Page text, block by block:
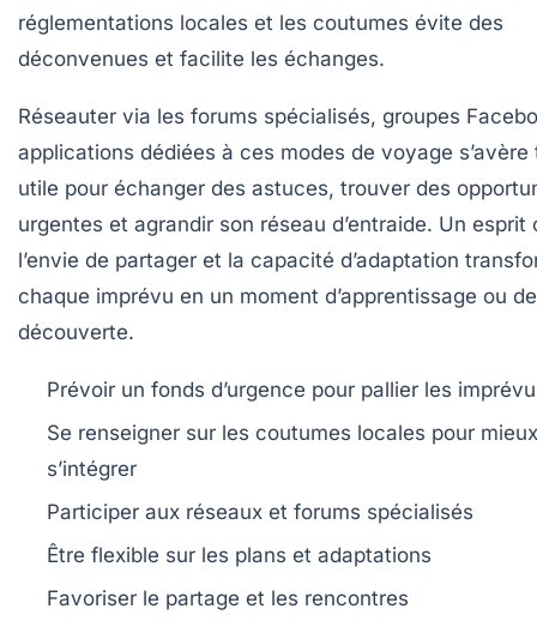
réglementations locales et les coutumes évite des
déconvenues et facilite les échanges.
Réseauter via les forums spécialisés, groupes
applications dédiées à ces modes de voyage s’avère
utile pour échanger des astuces, trouver des
urgentes et agrandir son réseau d’entraide. Un esprit
l’envie de partager et la capacité d’adaptation
chaque imprévu en un moment d’apprentissage ou de
découverte.
Prévoir un fonds d’urgence pour pallier les
Se renseigner sur les coutumes locales pour mieux
s’intégrer
Participer aux réseaux et forums spécialisés
Être flexible sur les plans et adaptations
Favoriser le partage et les rencontres